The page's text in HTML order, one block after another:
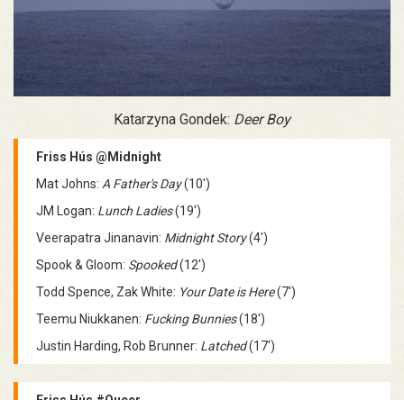
Katarzyna Gondek: Deer Boy
Friss Hús @Midnight
Mat Johns: A Father's Day(10')
JM Logan: Lunch Ladies(19')
Veerapatra Jinanavin: Midnight Story(4')
Spook & Gloom: Spooked(12')
Todd Spence, Zak White: Your Date is Here(7')
Teemu Niukkanen: Fucking Bunnies(18')
Justin Harding, Rob Brunner: Latched(17')